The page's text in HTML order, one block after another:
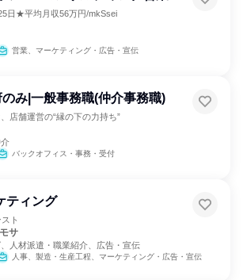
日★平均月収56万円/mkSsei
営業、マーケティング・広告・宣伝
み|一般事務職(仲介事務職)
店舗運営の“縁の下の力持ち”
バックオフィス・事務・受付
ティング
ト
サ
人材派遣・職業紹介、広告・宣伝
人事、製造・生産工程、マーケティング・広告・宣伝